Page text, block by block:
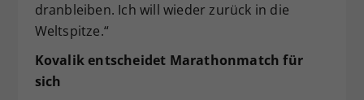
dranbleiben. Ich will wieder zurück in die
Weltspitze.“
Kovalik entscheidet Marathonmatch für
sich